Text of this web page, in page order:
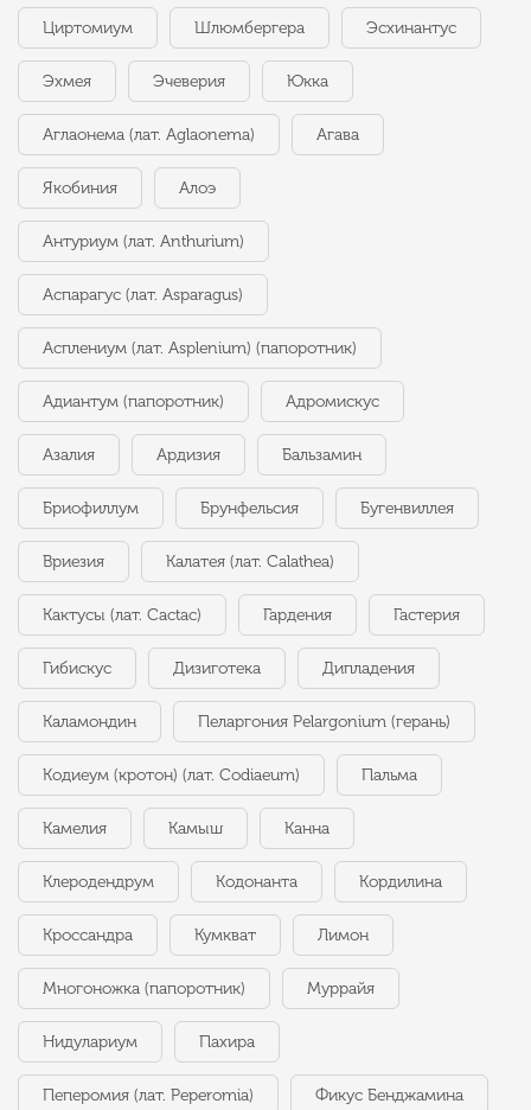
Циртомиум Шлюмбергера Эсхинантус
Эхмея Эчеверия Юкка
Аглаонема (лат. Aglaonema) Агава
Якобиния Алоэ
Антуриум (лат. Anthurium)
Аспарагус (лат. Asparagus)
Асплениум (лат. Asplenium) (папоротник)
Адиантум (папоротник) Адромискус
Азалия Ардизия Бальзамин
Бриофиллум Брунфельсия Бугенвиллея
Вриезия Калатея (лат. Calathea)
Кактусы (лат. Cactac) Гардения Гастерия
Гибискус Дизиготека Дипладения
Каламондин Пеларгония Pelargonium (герань)
Кодиеум (кротон) (лат. Codiaeum) Пальма
Камелия Камыш Канна
Клеродендрум Кодонанта Кордилина
Кроссандра Кумкват Лимон
Многоножка (папоротник) Муррайя
Нидулариум Пахира
Пеперомия (лат. Peperomia) Фикус Бенджамина